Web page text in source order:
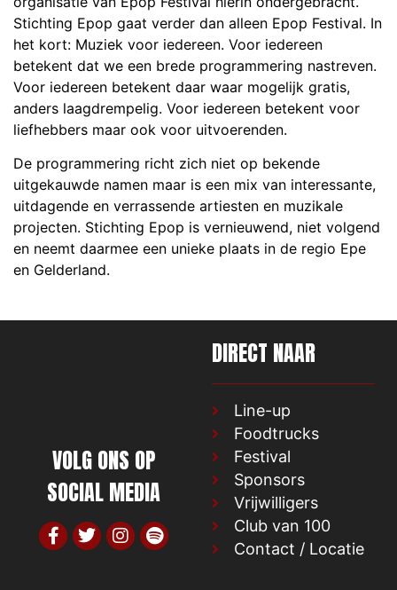
Stichting Epop gaat verder dan alleen Epop Festival. In
het kort: Muziek voor iedereen. Voor iedereen
betekent dat we een brede programmering nastreven.
Voor iedereen betekent daar waar mogelijk gratis,
anders laagdrempelig. Voor iedereen betekent voor
liefhebbers maar ook voor uitvoerenden.
De programmering richt zich niet op bekende
uitgekauwde namen maar is een mix van interessante,
uitdagende en verrassende artiesten en muzikale
projecten. Stichting Epop is vernieuwend, niet volgend
en neemt daarmee een unieke plaats in de regio Epe
en Gelderland.
VOLG ONS OP
SOCIAL MEDIA
DIRECT NAAR
Line-up
Foodtrucks
Festival
Sponsors
Vrijwilligers
Club van 100
Contact / Locatie